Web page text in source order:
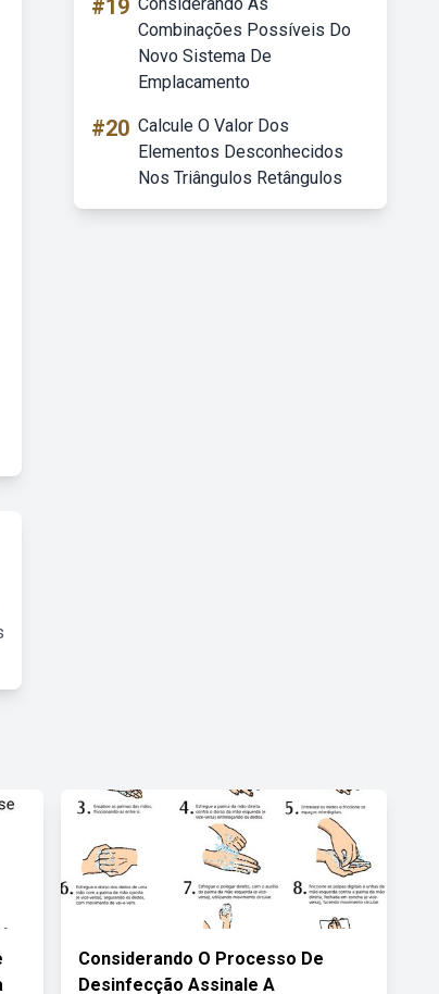
#19
Combinações Possíveis Do
Novo Sistema De
Emplacamento
#20 Calcule O Valor Dos
Elementos Desconhecidos
Nos Triângulos Retângulos
Considerando O Processo De
Desinfecção Assinale A